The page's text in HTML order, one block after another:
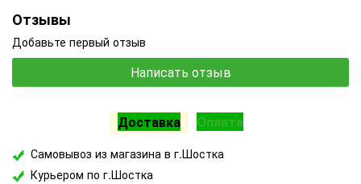
Отзывы
Добавьте первый отзыв
Написать отзыв
Доставка Оплата
Самовывоз из магазина в г.Шостка
Курьером по г.Шостка